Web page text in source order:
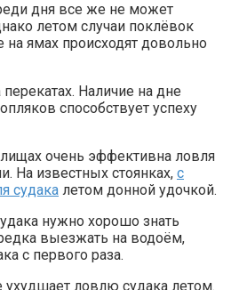
дня все же не может
летом случаи поклёвок
ямах происходят довольно
Наличие на дне
способствует успеху
очень эффективна ловля
На известных стоянках, с
судака летом донной удочкой.
нужно хорошо знать
выезжать на водоём,
с первого раза.
ловлю судака летом.